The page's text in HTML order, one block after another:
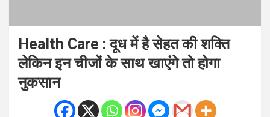
Health Care : दूध में है सेहत की शक्ति
लेकिन इन चीजों के साथ खाएंगे तो होगा
नुकसान